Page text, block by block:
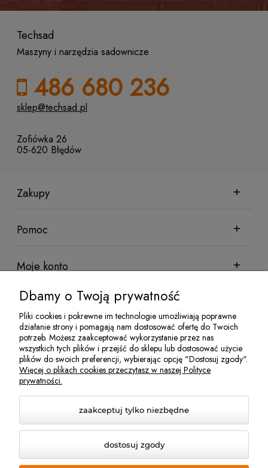
Techsad
Maszyny i narzędzia sadownicze
486 680 236
sklep@techsad.pl
Zofiówka 26
05-620 Błędów
Zakupy
Pomoc
Moje konto
Informacje
Sklep sadowniczy Techsad | Zofiówka 26, 05-620 Błędów | NIP:
7972081952 | REGON: 524100078 | Email:jakubisiak@techsad.pl
Dbamy o Twoją prywatność
Pliki cookies i pokrewne im technologie umożliwiają poprawne
działanie strony i pomagają nam dostosować ofertę do Twoich
potrzeb. Możesz zaakceptować wykorzystanie przez nas
wszystkich tych plików i przejść do sklepu lub dostosować użycie
plików do swoich preferencji, wybierając opcję "Dostosuj zgody".
Więcej o plikach cookies przeczytasz w naszej Polityce
prywatności.
zaakceptuj tylko niezbędne
dostosuj zgody